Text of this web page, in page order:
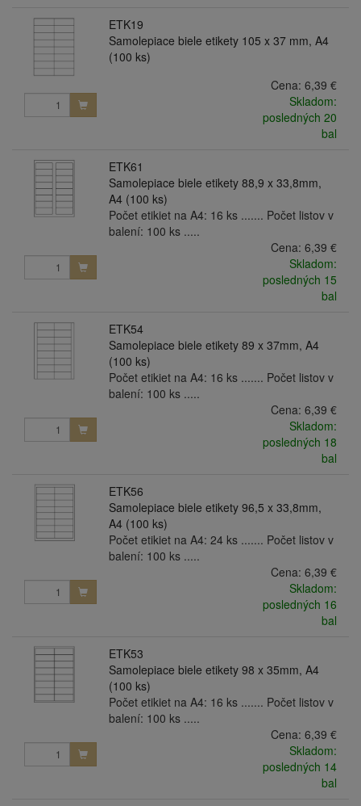
ETK19
Samolepiace biele etikety 105 x 37 mm, A4
(100 ks)
Cena: 6,39 €
Skladom:
posledných 20
bal
ETK61
Samolepiace biele etikety 88,9 x 33,8mm,
A4 (100 ks)
Počet etikiet na A4: 16 ks ....... Počet listov v
balení: 100 ks .....
Cena: 6,39 €
Skladom:
posledných 15
bal
ETK54
Samolepiace biele etikety 89 x 37mm, A4
(100 ks)
Počet etikiet na A4: 16 ks ....... Počet listov v
balení: 100 ks .....
Cena: 6,39 €
Skladom:
posledných 18
bal
ETK56
Samolepiace biele etikety 96,5 x 33,8mm,
A4 (100 ks)
Počet etikiet na A4: 24 ks ....... Počet listov v
balení: 100 ks .....
Cena: 6,39 €
Skladom:
posledných 16
bal
ETK53
Samolepiace biele etikety 98 x 35mm, A4
(100 ks)
Počet etikiet na A4: 16 ks ....... Počet listov v
balení: 100 ks .....
Cena: 6,39 €
Skladom:
posledných 14
bal